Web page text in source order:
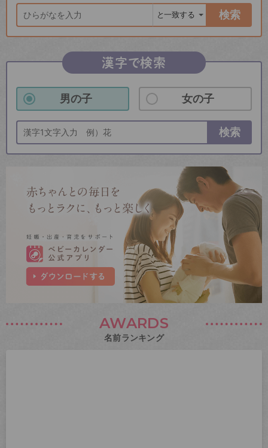
検索
漢字で検索
男の子 女の子
検索
AWARDS
名前ランキング